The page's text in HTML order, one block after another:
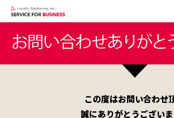
この度はお問い合わせ
誠にありがとうございま